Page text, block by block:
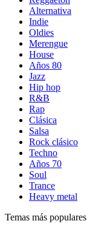
Alternativa
Indie
Oldies
Merengue
House
Años 80
Jazz
Hip hop
R&B
Rap
Clásica
Salsa
Rock clásico
Techno
Años 70
Soul
Trance
Heavy metal
Temas más populares